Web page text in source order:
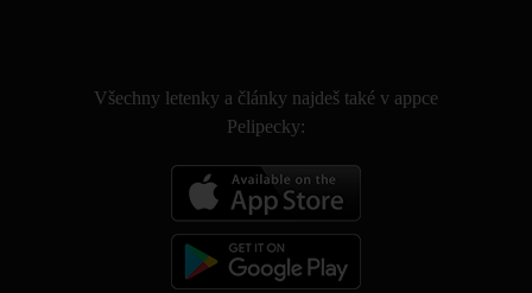
Všechny letenky a články najdeš také v appce
Pelipecky: